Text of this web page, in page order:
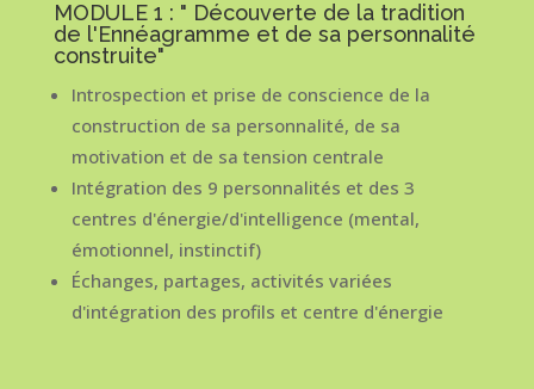
MODULE 1 : " Découverte de la tradition
de l'Ennéagramme et de sa personnalité
construite"
Introspection et prise de conscience de la
construction de sa personnalité, de sa
motivation et de sa tension centrale
Intégration des 9 personnalités et des 3
centres d'énergie/d'intelligence (mental,
émotionnel, instinctif)
Échanges, partages, activités variées
d'intégration des profils et centre d'énergie